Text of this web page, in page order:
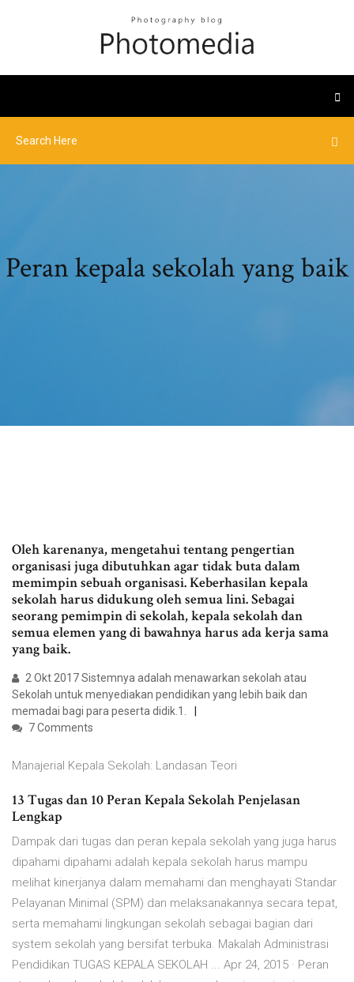
Peran kepala sekolah yang baik
Oleh karenanya, mengetahui tentang pengertian
organisasi juga dibutuhkan agar tidak buta dalam
memimpin sebuah organisasi. Keberhasilan kepala
sekolah harus didukung oleh semua lini. Sebagai
seorang pemimpin di sekolah, kepala sekolah dan
semua elemen yang di bawahnya harus ada kerja sama
yang baik.
2 Okt 2017 Sistemnya adalah menawarkan sekolah atau
Sekolah untuk menyediakan pendidikan yang lebih baik dan
memadai bagi para peserta didik.1.
7 Comments
Manajerial Kepala Sekolah: Landasan Teori
13 Tugas dan 10 Peran Kepala Sekolah Penjelasan
Lengkap
Dampak dari tugas dan peran kepala sekolah yang juga harus
dipahami dipahami adalah kepala sekolah harus mampu
melihat kinerjanya dalam memahami dan menghayati Standar
Pelayanan Minimal (SPM) dan melaksanakannya secara tepat,
serta memahami lingkungan sekolah sebagai bagian dari
system sekolah yang bersifat terbuka. Makalah Administrasi
Pendidikan TUGAS KEPALA SEKOLAH ... Apr 24, 2015 · Peran